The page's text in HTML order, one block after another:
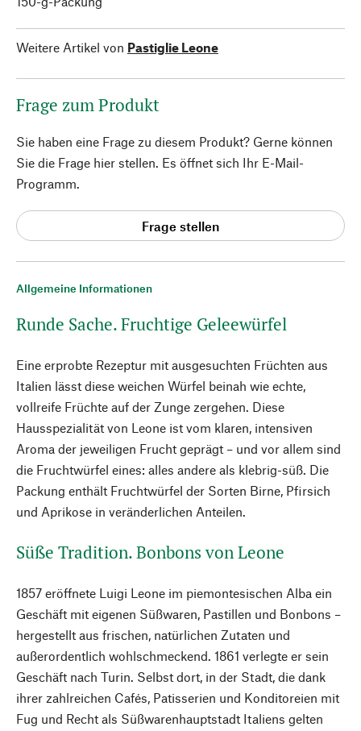
Allgemeine Informationen
Runde Sache. Fruchtige Geleewürfel
Eine erprobte Rezeptur mit ausgesuchten Früchten aus
Italien lässt diese weichen Würfel beinah wie echte,
vollreife Früchte auf der Zunge zergehen. Diese
Hausspezialität von Leone ist vom klaren, intensiven
Aroma der jeweiligen Frucht geprägt – und vor allem sind
die Fruchtwürfel eines: alles andere als klebrig-süß. Die
Packung enthält Fruchtwürfel der Sorten Birne, Pfirsich
und Aprikose in veränderlichen Anteilen.
Süße Tradition. Bonbons von Leone
1857 eröffnete Luigi Leone im piemontesischen Alba ein
Geschäft mit eigenen Süßwaren, Pastillen und Bonbons –
hergestellt aus frischen, natürlichen Zutaten und
außerordentlich wohlschmeckend. 1861 verlegte er sein
Geschäft nach Turin. Selbst dort, in der Stadt, die dank
ihrer zahlreichen Cafés, Patisserien und Konditoreien mit
Fug und Recht als Süßwarenhauptstadt Italiens gelten
Weitere Artikel von Pastiglie Leone
Frage zum Produkt
Sie haben eine Frage zu diesem Produkt? Gerne können
Sie die Frage hier stellen. Es öffnet sich Ihr E-Mail-
Programm.
Frage stellen